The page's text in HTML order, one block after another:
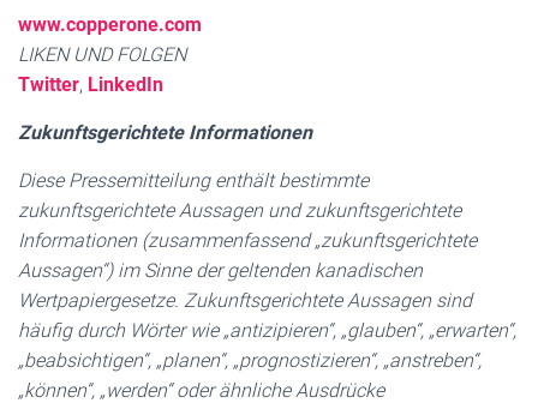
www.copperone.com
LIKEN UND FOLGEN
Twitter, LinkedIn
Zukunftsgerichtete Informationen
Diese Pressemitteilung enthält bestimmte
zukunftsgerichtete Aussagen und zukunftsgerichtete
Informationen (zusammenfassend „zukunftsgerichtete
Aussagen“) im Sinne der geltenden kanadischen
Wertpapiergesetze. Zukunftsgerichtete Aussagen sind
häufig durch Wörter wie „antizipieren“, „glauben“, „erwarten“,
„beabsichtigen“, „planen“, „prognostizieren“, „anstreben“,
„können“, „werden“ oder ähnliche Ausdrücke